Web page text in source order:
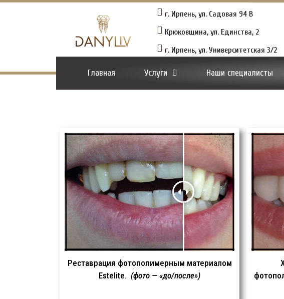
г. Ирпень, ул. Садовая 94 В
Крюковщина, ул. Единства, 2
г. Ирпень, ул. Университетская 3/2
Главная Услуги Наши специалисты
Реставрация фотополимерным материалом
Estelite.(фото — «до/после»)